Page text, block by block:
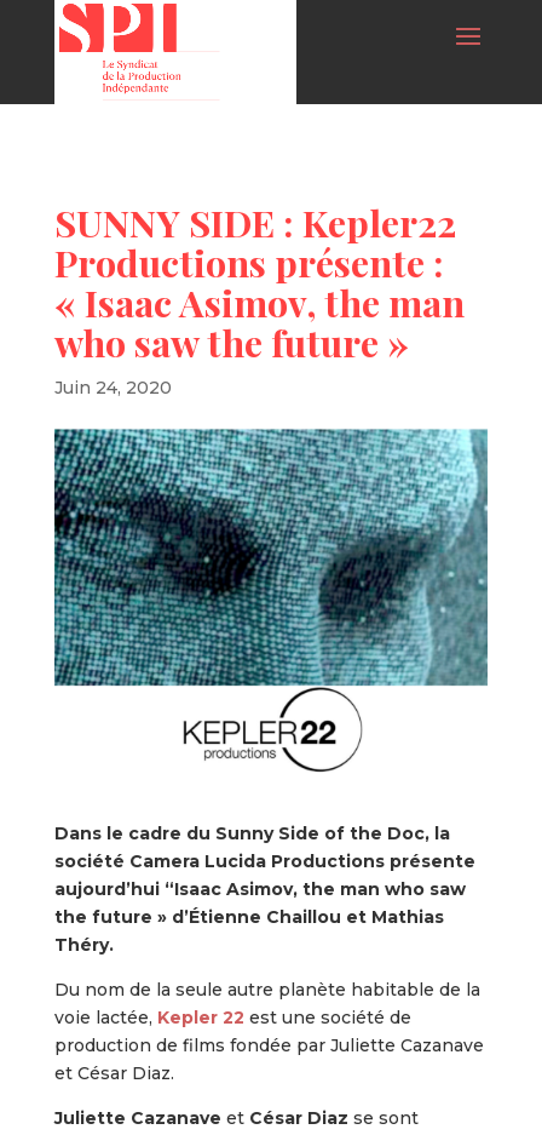
SUNNY SIDE : Kepler22
Productions présente :
« Isaac Asimov, the man
who saw the future »
Juin 24, 2020
Dans le cadre du Sunny Side of the Doc, la
société Camera Lucida Productions présente
aujourd’hui “Isaac Asimov, the man who saw
the future » d’Étienne Chaillou et Mathias
Théry.
Du nom de la seule autre planète habitable de la
voie lactée, Kepler 22 est une société de
production de films fondée par Juliette Cazanave
et César Diaz.
Juliette Cazanave et César Diaz se sont